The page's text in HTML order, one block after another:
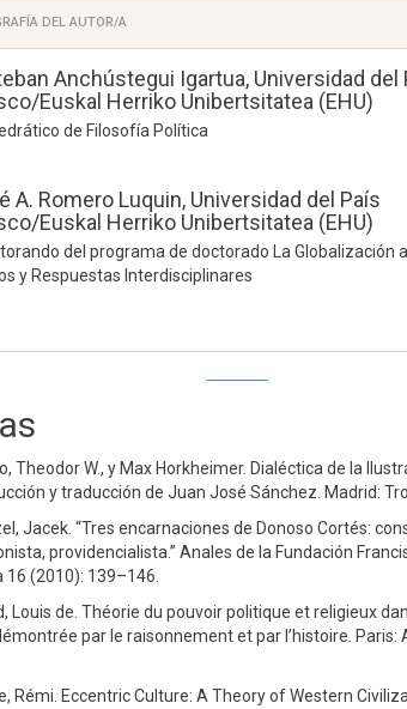
DEL AUTOR/A
Anchústegui Igartua, Universidad del
Euskal Herriko Unibertsitatea (EHU)
de Filosofía Política
A. Romero Luquin, Universidad del País
Euskal Herriko Unibertsitatea (EHU)
del programa de doctorado La Globalización
y Respuestas Interdisciplinares
0
Theodor W., y Max Horkheimer. Dialéctica de la
y traducción de Juan José Sánchez. Madrid:
Jacek. “Tres encarnaciones de Donoso Cortés:
providencialista.” Anales de la Fundación
16 (2010): 139–146.
Louis de. Théorie du pouvoir politique et religieux
par le raisonnement et par l’histoire. Paris:
Rémi. Eccentric Culture: A Theory of Western